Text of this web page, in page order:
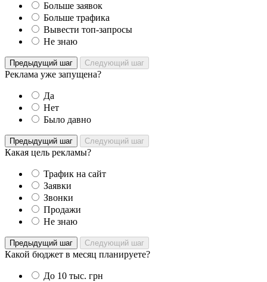
Больше заявок
Больше трафика
Вывести топ-запросы
Не знаю
Предыдущий шаг Следующий шаг
Реклама уже запущена?
Да
Нет
Было давно
Предыдущий шаг Следующий шаг
Какая цель рекламы?
Трафик на сайт
Заявки
Звонки
Продажи
Не знаю
Предыдущий шаг Следующий шаг
Какой бюджет в месяц планируете?
До 10 тыс. грн